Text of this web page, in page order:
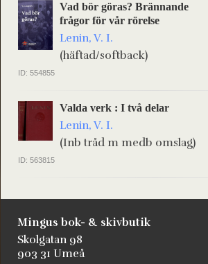
Vad bör göras? Brännande
frågor för vår rörelse
Lenin, V. I.
(häftad/softback)
ID: 554855
Valda verk : I två delar
Lenin, V. I.
(Inb tråd m medb omslag)
ID: 563815
Mingus bok- & skivbutik
Skolgatan 98
903 31 Umeå